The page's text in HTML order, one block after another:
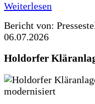
Weiterlesen
Bericht von:
06.07.2026
Holdorfer